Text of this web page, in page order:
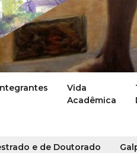
Vida
Acadêmica
e de Doutorado